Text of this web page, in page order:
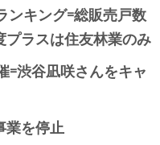
ンキング=総販売戸数
ラスは住友林業のみ
=渋谷凪咲さんをキャ
業を停止